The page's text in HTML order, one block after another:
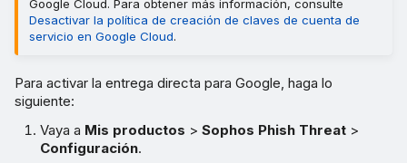
Google Cloud. Para obtener más información, consulte
Desactivar la política de creación de claves de cuenta de
servicio en Google Cloud.
Para activar la entrega directa para Google, haga lo
siguiente:
Vaya a Mis productos >Sophos Phish Threat >
Configuración.